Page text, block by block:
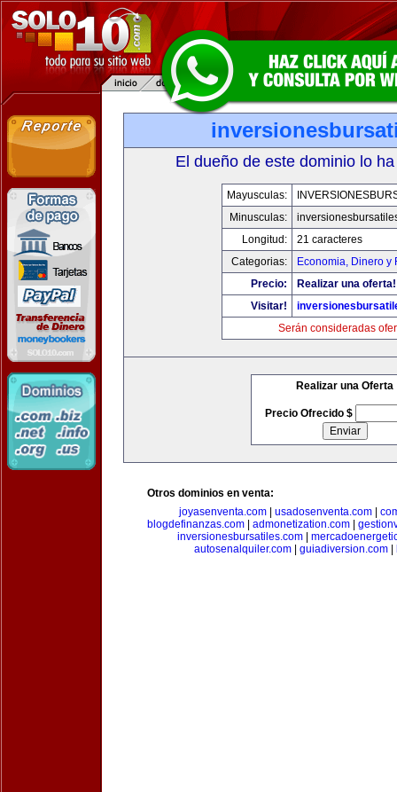
El dueño de este dominio lo
Mayusculas:
Minusculas:
Longitud:
21 caracteres
Categorias:
Economia, Dinero y
Precio:
Realizar una oferta!
Visitar!
Serán consideradas
Realizar una Oferta
Precio Ofrecido $
Otros dominios en venta:
joyasenventa.com
usadosenventa.com
blogdefinanzas.com
admonetization.com
inversionesbursatiles.com|
autosenalquiler.com| guiadiversion.com|